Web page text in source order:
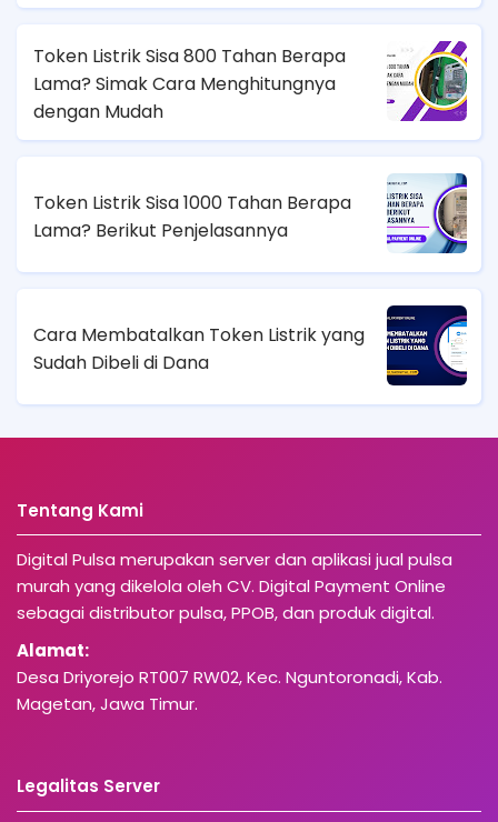
Token Listrik Sisa 800 Tahan Berapa
Lama? Simak Cara Menghitungnya
dengan Mudah
Token Listrik Sisa 1000 Tahan Berapa
Lama? Berikut Penjelasannya
Cara Membatalkan Token Listrik yang
Sudah Dibeli di Dana
Tentang Kami
Digital Pulsa merupakan server dan aplikasi jual pulsa
murah yang dikelola oleh CV. Digital Payment Online
sebagai distributor pulsa, PPOB, dan produk digital.
Alamat:
Desa Driyorejo RT007 RW02, Kec. Nguntoronadi, Kab.
Magetan, Jawa Timur.
Legalitas Server